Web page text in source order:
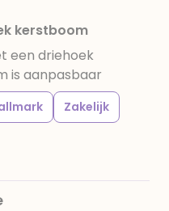
kerstboom
een driehoek
is aanpasbaar
Zakelijk